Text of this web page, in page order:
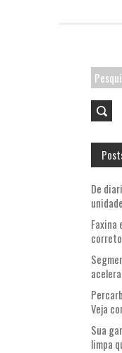
por:
De
Faxina
Veja
Sua
limpa